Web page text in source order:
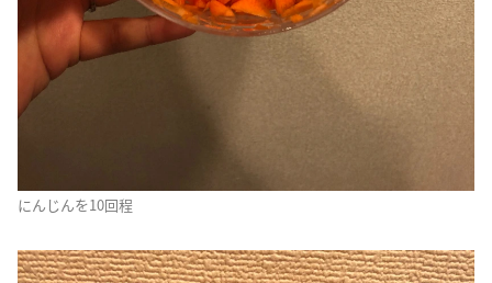
にんじんを10回程